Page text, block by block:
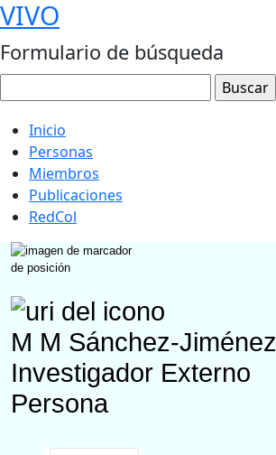
VIVO
Formulario de búsqueda
Inicio
Personas
Miembros
Publicaciones
RedCol
M M Sánchez-Jiménez
Investigador Externo
Persona